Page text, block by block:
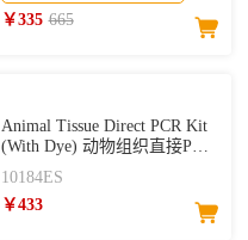
￥335 665
Animal Tissue Direct PCR Kit
(With Dye) 动物组织直接PCR
试剂盒
10184ES
￥433